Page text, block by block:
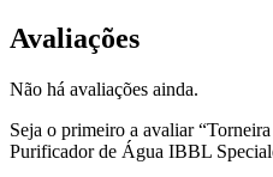
Avaliações
Não há avaliações ainda.
Seja o primeiro a avaliar
Purificador de Água IBBL